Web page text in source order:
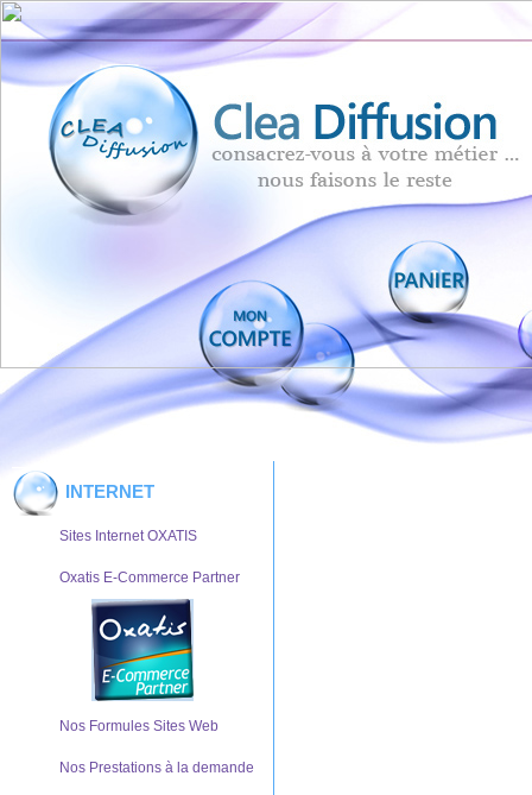
INTERNET
Sites Internet OXATIS
Oxatis E-Commerce Partner
Nos Formules Sites Web
Nos Prestations à la demande